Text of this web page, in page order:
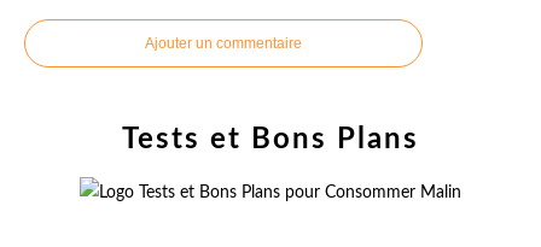
Ajouter un commentaire
Tests et Bons Plans